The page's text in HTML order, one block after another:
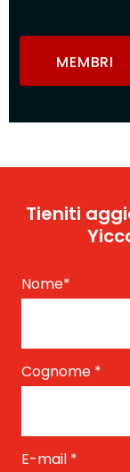
MEMBRI
Tieniti
Nome*
Cognome *
E-mail *